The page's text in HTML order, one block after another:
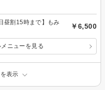
昼割15時まで】もみ
￥6,500
ニューを見る
表示